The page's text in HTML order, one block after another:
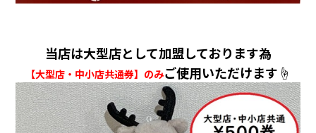
当店は大型店として加盟しております為
【大型店・中小店共通券】のみご使用いただけます☝